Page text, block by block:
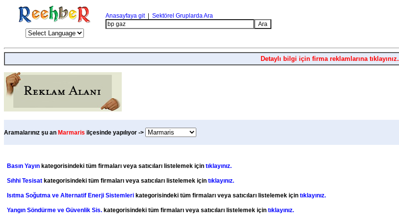
Anasayfaya git| Sektörel Gruplarda Ara
Detaylı bilgi için firma reklamlarına tıklayınız.
Aramalarınız şu an Marmaris ilçesinde yapılıyor ->
Basın Yayın kategorisindeki tüm firmaları veya satıcıları listelemek için tıklayınız.
Sıhhi Tesisat kategorisindeki tüm firmaları veya satıcıları listelemek için tıklayınız.
Isıtma Soğutma ve Alternatif Enerji Sistemleri kategorisindeki tüm firmaları veya satıcıları listelemek için tıklayınız.
Yangın Söndürme ve Güvenlik Sis. kategorisindeki tüm firmaları veya satıcıları listelemek için tıklayınız.